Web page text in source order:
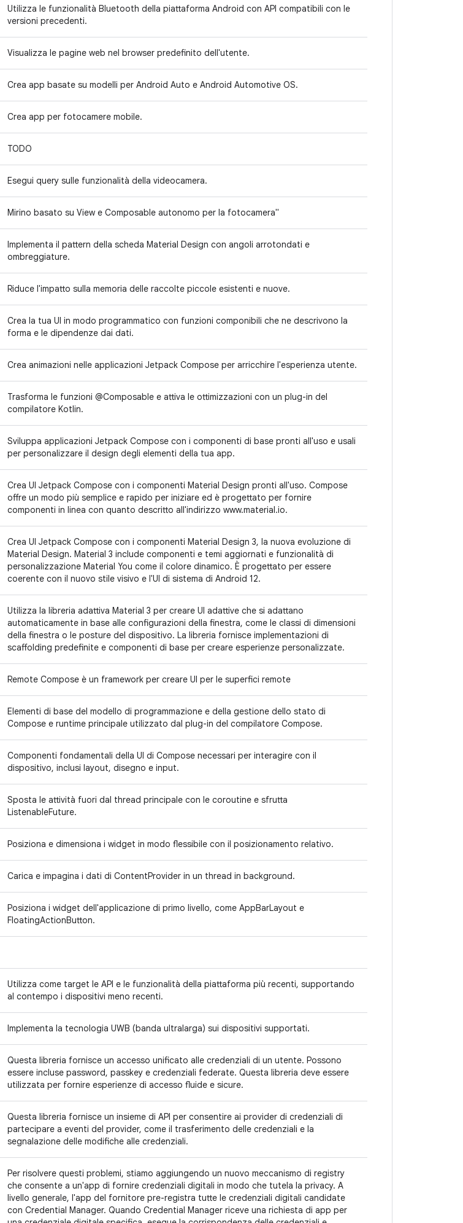
Utilizza le funzionalità Bluetooth della piattaforma Android con API compatibili con le
versioni precedenti.
Visualizza le pagine web nel browser predefinito dell'utente.
Crea app basate su modelli per Android Auto e Android Automotive OS.
Crea app per fotocamere mobile.
TODO
Esegui query sulle funzionalità della videocamera.
Mirino basato su View e Composable autonomo per la fotocamera"
Implementa il pattern della scheda Material Design con angoli arrotondati e
ombreggiature.
Riduce l'impatto sulla memoria delle raccolte piccole esistenti e nuove.
Crea la tua UI in modo programmatico con funzioni componibili che ne descrivono la
forma e le dipendenze dai dati.
Crea animazioni nelle applicazioni Jetpack Compose per arricchire l'esperienza utente.
Trasforma le funzioni @Composable e attiva le ottimizzazioni con un plug-in del
compilatore Kotlin.
Sviluppa applicazioni Jetpack Compose con i componenti di base pronti all'uso e usali
per personalizzare il design degli elementi della tua app.
Crea UI Jetpack Compose con i componenti Material Design pronti all'uso. Compose
offre un modo più semplice e rapido per iniziare ed è progettato per fornire
componenti in linea con quanto descritto all'indirizzo www.material.io.
Crea UI Jetpack Compose con i componenti Material Design 3, la nuova evoluzione di
Material Design. Material 3 include componenti e temi aggiornati e funzionalità di
personalizzazione Material You come il colore dinamico. È progettato per essere
coerente con il nuovo stile visivo e l'UI di sistema di Android 12.
Utilizza la libreria adattiva Material 3 per creare UI adattive che si adattano
automaticamente in base alle configurazioni della finestra, come le classi di dimensioni
della finestra o le posture del dispositivo. La libreria fornisce implementazioni di
scaffolding predefinite e componenti di base per creare esperienze personalizzate.
Remote Compose è un framework per creare UI per le superfici remote
Elementi di base del modello di programmazione e della gestione dello stato di
Compose e runtime principale utilizzato dal plug-in del compilatore Compose.
Componenti fondamentali della UI di Compose necessari per interagire con il
dispositivo, inclusi layout, disegno e input.
Sposta le attività fuori dal thread principale con le coroutine e sfrutta
ListenableFuture.
Posiziona e dimensiona i widget in modo flessibile con il posizionamento relativo.
Carica e impagina i dati di ContentProvider in un thread in background.
Posiziona i widget dell'applicazione di primo livello, come AppBarLayout e
FloatingActionButton.
Utilizza come target le API e le funzionalità della piattaforma più recenti, supportando
al contempo i dispositivi meno recenti.
Implementa la tecnologia UWB (banda ultralarga) sui dispositivi supportati.
Questa libreria fornisce un accesso unificato alle credenziali di un utente. Possono
essere incluse password, passkey e credenziali federate. Questa libreria deve essere
utilizzata per fornire esperienze di accesso fluide e sicure.
Questa libreria fornisce un insieme di API per consentire ai provider di credenziali di
partecipare a eventi del provider, come il trasferimento delle credenziali e la
segnalazione delle modifiche alle credenziali.
Per risolvere questi problemi, stiamo aggiungendo un nuovo meccanismo di registry
che consente a un'app di fornire credenziali digitali in modo che tutela la privacy. A
livello generale, l'app del fornitore pre-registra tutte le credenziali digitali candidate
con Credential Manager. Quando Credential Manager riceve una richiesta di app per